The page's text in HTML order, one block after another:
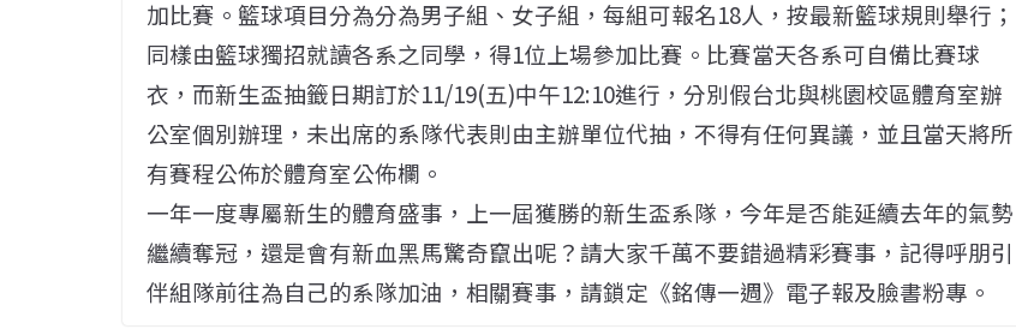
加比賽。籃球項目分為分為男子組、女子組，每組可報名18人，按最新籃球規則舉行；
同樣由籃球獨招就讀各系之同學，得1位上場參加比賽。比賽當天各系可自備比賽球
衣，而新生盃抽籤日期訂於11/19(五)中午12:10進行，分別假台北與桃園校區體育室辦
公室個別辦理，未出席的系隊代表則由主辦單位代抽，不得有任何異議，並且當天將所
有賽程公佈於體育室公佈欄。
一年一度專屬新生的體育盛事，上一屆獲勝的新生盃系隊，今年是否能延續去年的氣勢
繼續奪冠，還是會有新血黑馬驚奇竄出呢？請大家千萬不要錯過精彩賽事，記得呼朋引
伴組隊前往為自己的系隊加油，相關賽事，請鎖定《銘傳一週》電子報及臉書粉專。